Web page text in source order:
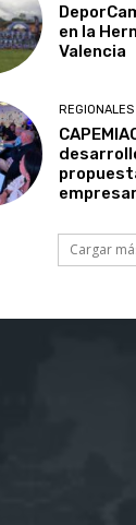
en la
Valencia
REGIONALES
Cargar